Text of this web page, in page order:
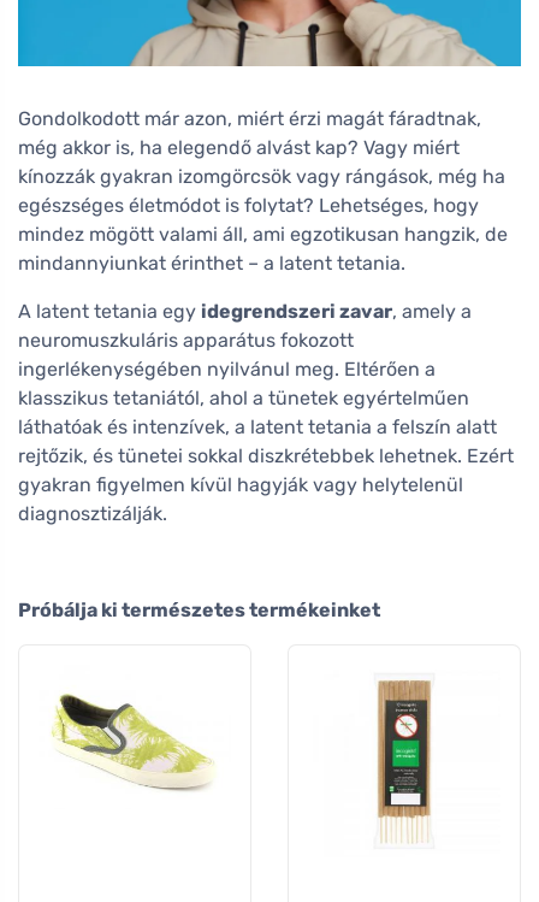
Gondolkodott már azon, miért érzi magát fáradtnak,
még akkor is, ha elegendő alvást kap? Vagy miért
kínozzák gyakran izomgörcsök vagy rángások, még ha
egészséges életmódot is folytat? Lehetséges, hogy
mindez mögött valami áll, ami egzotikusan hangzik, de
mindannyiunkat érinthet – a latent tetania.
A latent tetania egy idegrendszeri zavar, amely a
neuromuszkuláris apparátus fokozott
ingerlékenységében nyilvánul meg. Eltérően a
klasszikus tetaniától, ahol a tünetek egyértelműen
láthatóak és intenzívek, a latent tetania a felszín alatt
rejtőzik, és tünetei sokkal diszkrétebbek lehetnek. Ezért
gyakran figyelmen kívül hagyják vagy helytelenül
diagnosztizálják.
Próbálja ki természetes termékeinket